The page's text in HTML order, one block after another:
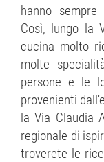
hanno
Così, lungo la
cucina molto
molte
persone e le
provenienti
la Via Claudia
regionale di
troverete le